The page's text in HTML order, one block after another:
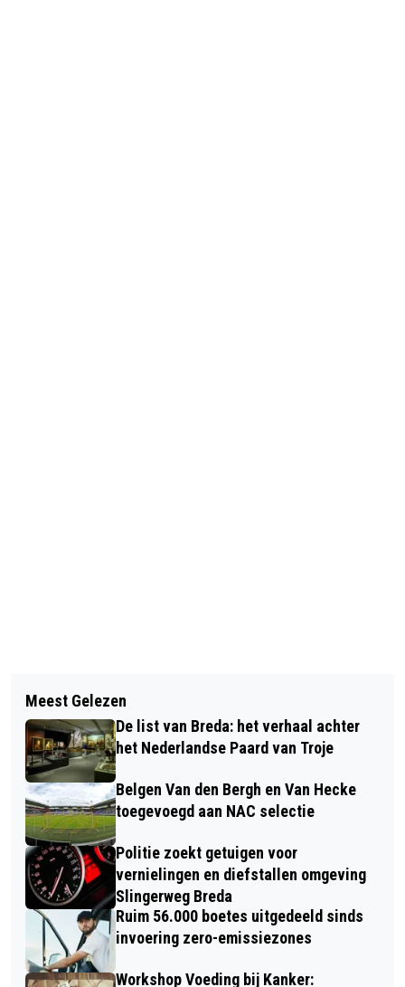
MAART: ZACHT EN VRIJ ZONNIG
LENTEWEER
KIM EN EDDY UIT BREDA WINNEN
100.000 EURO BIJ VRIENDENLOTERIJ
Meest Gelezen
De list van Breda: het verhaal achter
het Nederlandse Paard van Troje
Belgen Van den Bergh en Van Hecke
toegevoegd aan NAC selectie
Politie zoekt getuigen voor
vernielingen en diefstallen omgeving
Slingerweg Breda
Ruim 56.000 boetes uitgedeeld sinds
invoering zero-emissiezones
Workshop Voeding bij Kanker: